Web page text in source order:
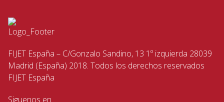
FIJET España – C/Gonzalo Sandino, 13 1º izquierda 28039
Madrid (España) 2018. Todos los derechos reservados
FIJET España
Siguenos en